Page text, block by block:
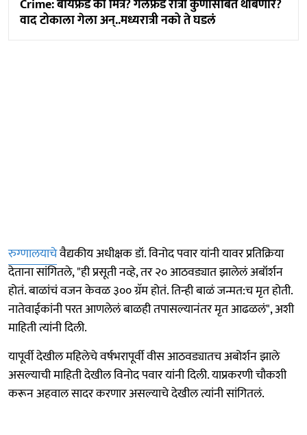
Crime: बॉयफ्रेंड की मित्र? गर्लफ्रेंड रात्री कुणासोबत थांबणार?
वाद टोकाला गेला अन्..मध्यरात्री नको ते घडलं
रुग्णालयाचेवैद्यकीय अधीक्षक डॉ. विनोद पवार यांनी यावर प्रतिक्रिया
देताना सांगितले, "ही प्रसूती नव्हे, तर २० आठवड्यात झालेलं अबॉर्शन
होतं. बाळांचं वजन केवळ ३०० ग्रॅम होतं. तिन्ही बाळं जन्मत:च मृत होती.
नातेवाईकांनी परत आणलेलं बाळही तपासल्यानंतर मृत आढळलं", अशी
माहिती त्यांनी दिली.
यापूर्वी देखील महिलेचे वर्षभरापूर्वी वीस आठवड्यातच अबोर्शन झाले
असल्याची माहिती देखील विनोद पवार यांनी दिली. याप्रकरणी चौकशी
करून अहवाल सादर करणार असल्याचे देखील त्यांनी सांगितलं.